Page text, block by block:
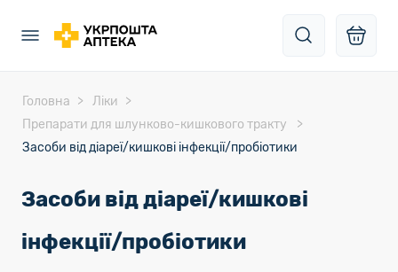
Головна
Ліки
Препарати для шлунково-кишкового тракту
Засоби від діареї/кишкові інфекції/пробіотики
Засоби від діареї/кишкові
інфекції/пробіотики